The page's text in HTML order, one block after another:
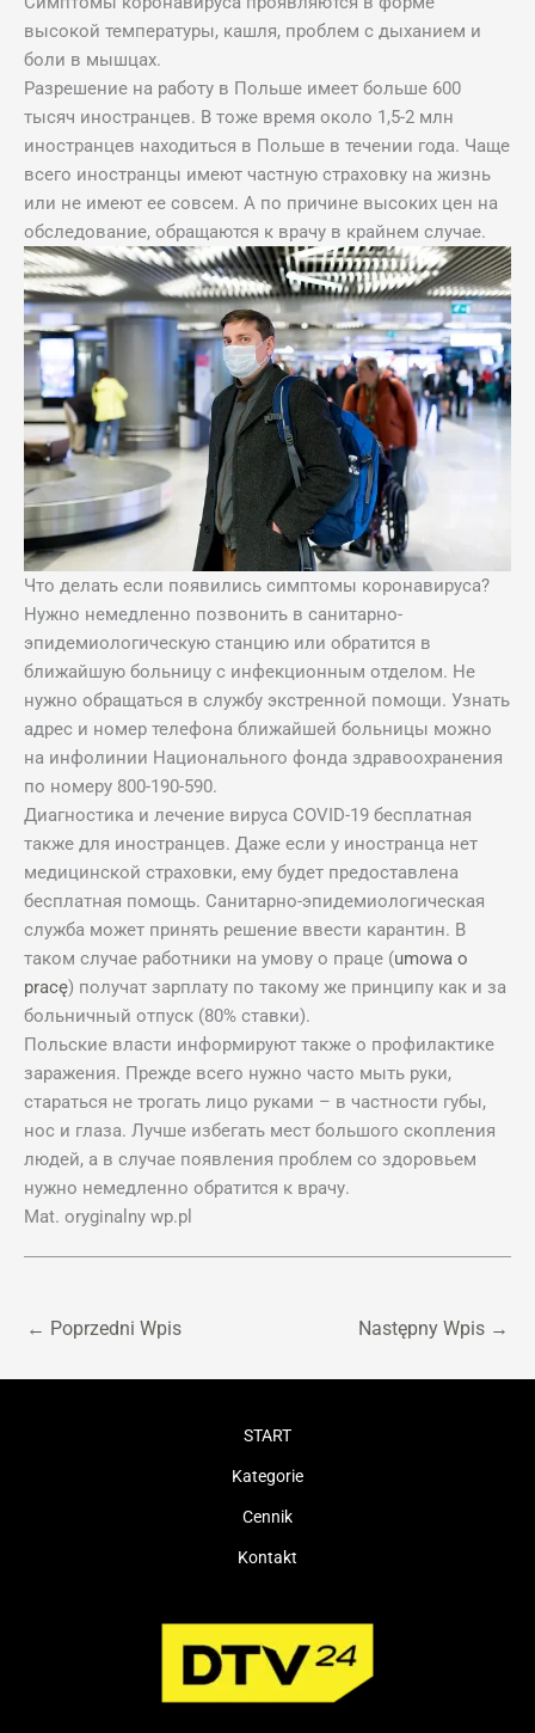
высокой температуры, кашля, проблем с дыханием и
боли в мышцах.
Разрешение на работу в Польше имеет больше 600
тысяч иностранцев. В тоже время около 1,5-2 млн
иностранцев находиться в Польше в течении года. Чаще
всего иностранцы имеют частную страховку на жизнь
или не имеют ее совсем. А по причине высоких цен на
обследование, обращаются к врачу в крайнем случае.
Что делать если появились симптомы коронавируса?
Нужно немедленно позвонить в санитарно-
эпидемиологическую станцию или обратится в
ближайшую больницу с инфекционным отделом. Не
нужно обращаться в службу экстренной помощи. Узнать
адрес и номер телефона ближайшей больницы можно
на инфолинии Национального фонда здравоохранения
по номеру 800-190-590.
Диагностика и лечение вируса COVID-19 бесплатная
также для иностранцев. Даже если у иностранца нет
медицинской страховки, ему будет предоставлена
бесплатная помощь. Санитарно-эпидемиологическая
служба может принять решение ввести карантин. В
таком случае работники на умову о праце (umowa o
pracę) получат зарплату по такому же принципу как и за
больничный отпуск (80% ставки).
Польские власти информируют также о профилактике
заражения. Прежде всего нужно часто мыть руки,
стараться не трогать лицо руками – в частности губы,
нос и глаза. Лучше избегать мест большого скопления
людей, а в случае появления проблем со здоровьем
нужно немедленно обратится к врачу.
Mat. oryginalny wp.pl
← Poprzedni Wpis Następny Wpis →
START
Kategorie
Cennik
Kontakt